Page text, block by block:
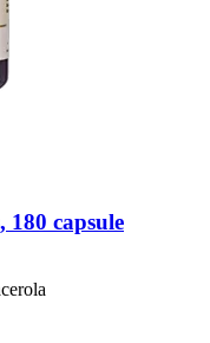
180 capsule